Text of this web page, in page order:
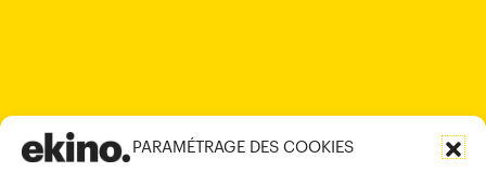
PARAMÉTRAGE DES COOKIES
Informations légales